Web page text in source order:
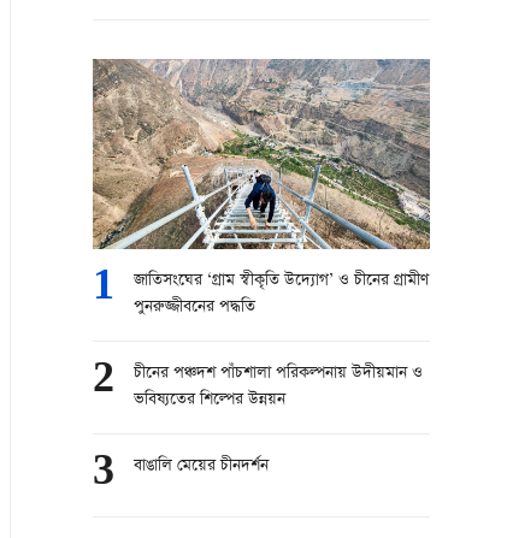
1
জাতিসংঘের ‘গ্রাম স্বীকৃতি উদ্যোগ’ ও চীনের গ্রামীণ
পুনরুজ্জীবনের পদ্ধতি
2
চীনের পঞ্চদশ পাঁচশালা পরিকল্পনায় উদীয়মান ও
ভবিষ্যতের শিল্পের উন্নয়ন
3 বাঙালি মেয়ের চীনদর্শন